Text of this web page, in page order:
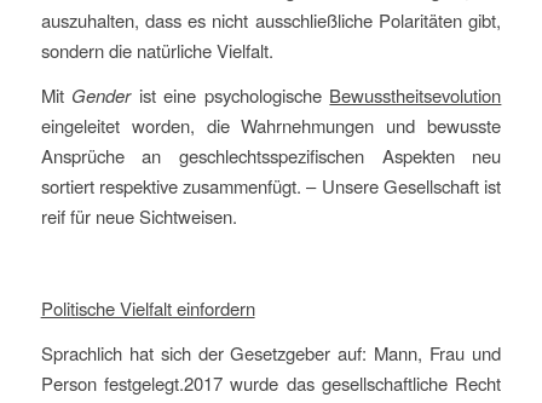
auszuhalten, dass es nicht ausschließliche Polaritäten gibt,
sondern die natürliche Vielfalt.
Mit Gender ist eine psychologische Bewusstheitsevolution
eingeleitet worden, die Wahrnehmungen und bewusste
Ansprüche an geschlechtsspezifischen Aspekten neu
sortiert respektive zusammenfügt. – Unsere Gesellschaft ist
reif für neue Sichtweisen.
Politische Vielfalt einfordern
Sprachlich hat sich der Gesetzgeber auf: Mann, Frau und
Person festgelegt.2017 wurde das gesellschaftliche Recht